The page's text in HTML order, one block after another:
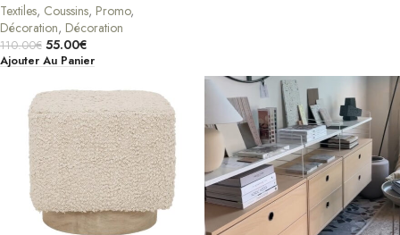
Textiles, Coussins, Promo,
Décoration, Décoration
110.00€ 55.00€
Ajouter Au Panier